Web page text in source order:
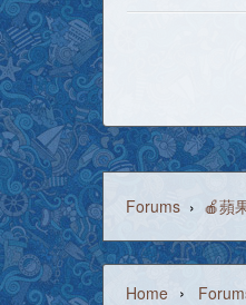
Forums › 🍎蘋
Home ›